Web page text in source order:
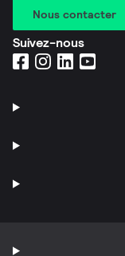
Nous contacter
Suivez-nous